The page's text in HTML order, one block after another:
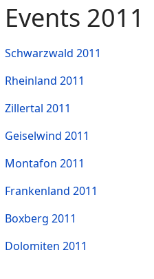
Events 2011
Schwarzwald 2011
Rheinland 2011
Zillertal 2011
Geiselwind 2011
Montafon 2011
Frankenland 2011
Boxberg 2011
Dolomiten 2011